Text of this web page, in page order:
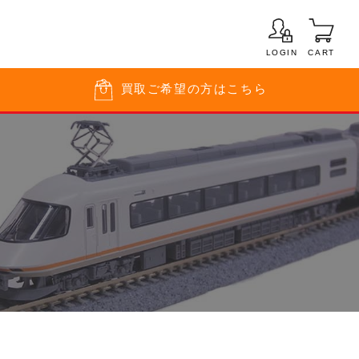
LOGIN CART
買取 ご希望の方はこちら